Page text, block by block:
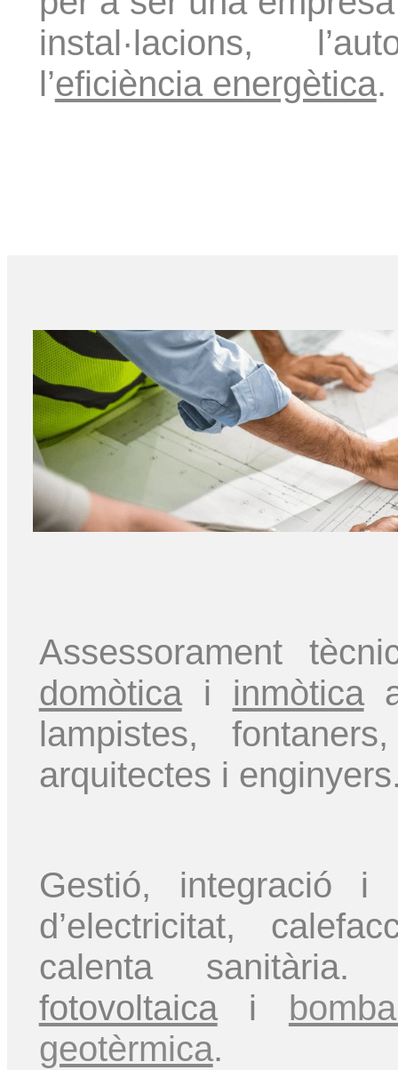
instal·lacions,
l’eficiència energètica.
Assessorament
domòticai inmòticaa
lampistes,
arquitectes i
Gestió, integració i
d’electricitat,
calenta
fotovoltaicai
geotèrmica.